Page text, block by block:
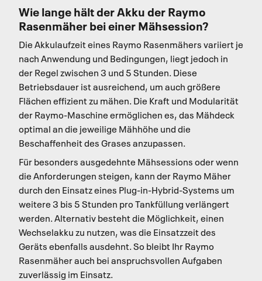
Wie lange hält der Akku der Raymo
Rasenmäher bei einer Mähsession?
Die Akkulaufzeit eines Raymo Rasenmähers variiert je
nach Anwendung und Bedingungen, liegt jedoch in
der Regel zwischen 3 und 5 Stunden. Diese
Betriebsdauer ist ausreichend, um auch größere
Flächen effizient zu mähen. Die Kraft und Modularität
der Raymo-Maschine ermöglichen es, das Mähdeck
optimal an die jeweilige Mähhöhe und die
Beschaffenheit des Grases anzupassen.
Für besonders ausgedehnte Mähsessions oder wenn
die Anforderungen steigen, kann der Raymo Mäher
durch den Einsatz eines Plug-in-Hybrid-Systems um
weitere 3 bis 5 Stunden pro Tankfüllung verlängert
werden. Alternativ besteht die Möglichkeit, einen
Wechselakku zu nutzen, was die Einsatzzeit des
Geräts ebenfalls ausdehnt. So bleibt Ihr Raymo
Rasenmäher auch bei anspruchsvollen Aufgaben
zuverlässig im Einsatz.